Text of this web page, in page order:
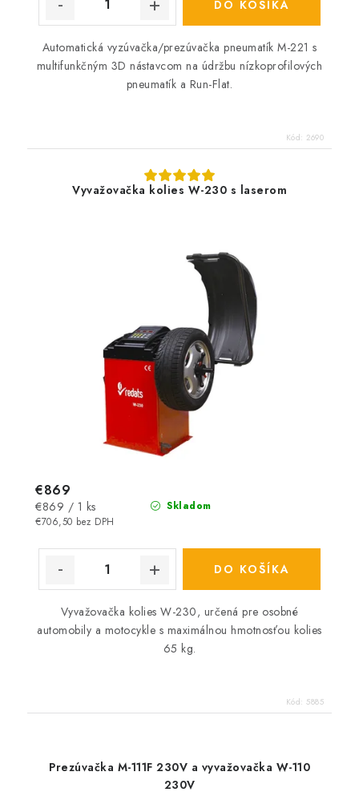
DO KOŠÍKA
Automatická vyzúvačka/prezúvačka pneumatík M-221 s
multifunkčným 3D nástavcom na údržbu nízkoprofilových
pneumatík a Run-Flat.
Kód: 2690
Vyvažovačka kolies W-230 s laserom
Skladom
€706,50 bez DPH
€869
Jednotková
cena:
€869 / 1 ks
DO KOŠÍKA
Vyvažovačka kolies W-230, určená pre osobné
automobily a motocykle s maximálnou hmotnosťou kolies
65 kg.
Kód: 5885
Prezúvačka M-111F 230V a vyvažovačka W-110
230V